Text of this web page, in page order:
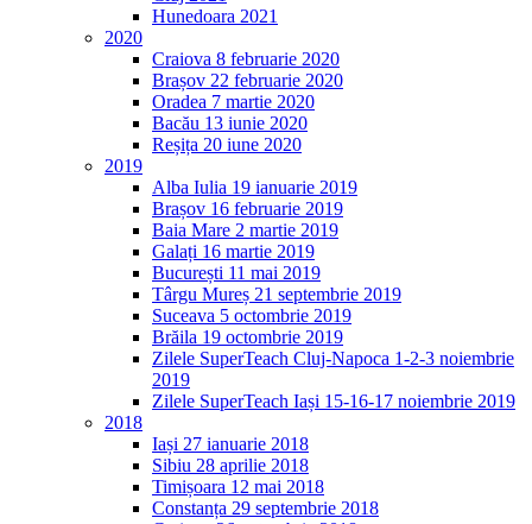
Hunedoara 2021
2020
Craiova 8 februarie 2020
Brașov 22 februarie 2020
Oradea 7 martie 2020
Bacău 13 iunie 2020
Reșița 20 iune 2020
2019
Alba Iulia 19 ianuarie 2019
Brașov 16 februarie 2019
Baia Mare 2 martie 2019
Galați 16 martie 2019
București 11 mai 2019
Târgu Mureș 21 septembrie 2019
Suceava 5 octombrie 2019
Brăila 19 octombrie 2019
Zilele SuperTeach Cluj-Napoca 1-2-3 noiembrie
2019
Zilele SuperTeach Iași 15-16-17 noiembrie 2019
2018
Iași 27 ianuarie 2018
Sibiu 28 aprilie 2018
Timișoara 12 mai 2018
Constanța 29 septembrie 2018